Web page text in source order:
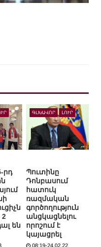
րդ
2
են
ԳԼԽԱՎՈՐ ԼՈՒՐ
Պուտինը
Դոնբասում
հատուկ
ռազմական
գործողություն
անցկացնելու
որոշում է
կայացրել
08:19-24.02.22